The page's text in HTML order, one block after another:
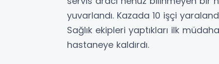
yuvarlandı. Kazada 10 işçi
Sağlık ekipleri yaptıkları ilk
hastaneye kaldırdı.